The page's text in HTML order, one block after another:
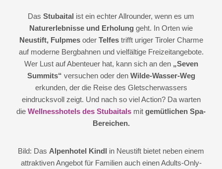
Das Stubaital ist ein echter Allrounder, wenn es um
Naturerlebnisse und Erholung geht. In Orten wie
Neustift, Fulpmesoder Telfestrifft uriger Tiroler Charme
auf moderne Bergbahnen und vielfältige Freizeitangebote.
Wer Lust auf Abenteuer hat, kann sich an den „Seven
Summits“ versuchen oder den Wilde-Wasser-Weg
erkunden, der die Reise des Gletscherwassers
eindrucksvoll zeigt. Und nach so viel Action? Da warten
die Wellnesshotels des Stubaitals mit gemütlichen Spa-
Bereichen.
Bild: Das Alpenhotel Kindl in Neustift bietet neben einem
attraktiven Angebot für Familien auch einen Adults-Only-